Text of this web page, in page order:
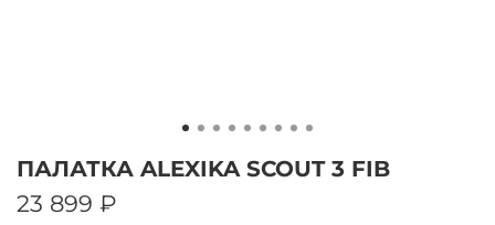
ПАЛАТКА ALEXIKA SCOUT 3 FIB
23 899 ₽